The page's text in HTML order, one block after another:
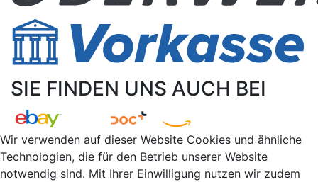
SIE FINDEN UNS AUCH BEI
Wir verwenden auf dieser Website Cookies und ähnliche
Technologien, die für den Betrieb unserer Website
notwendig sind. Mit Ihrer Einwilligung nutzen wir zudem